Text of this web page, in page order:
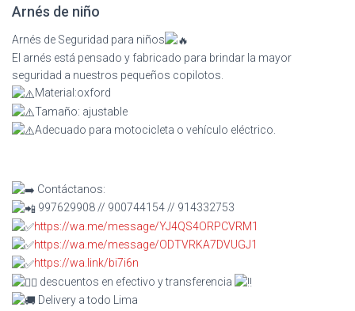
Arnés de niño
Arnés de Seguridad para niños
El arnés está pensado y fabricado para brindar la mayor
seguridad a nuestros pequeños copilotos.
Material:oxford
Tamaño: ajustable
Adecuado para motocicleta o vehículo eléctrico.
Contáctanos:
997629908 // 900744154 // 914332753
https://wa.me/message/YJ4QS4ORPCVRM1
https://wa.me/message/ODTVRKA7DVUGJ1
https://wa.link/bi7i6n
descuentos en efectivo y transferencia
Delivery a todo Lima